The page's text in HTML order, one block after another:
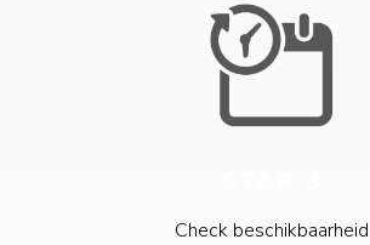
Check beschikbaarheid